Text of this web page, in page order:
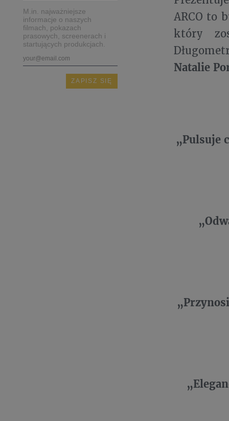
M.in. najważniejsze
informacje o naszych
filmach, pokazach
prasowych, screenerach i
startujących produkcjach.
ARCO to
który
Natalie
„Pulsuje